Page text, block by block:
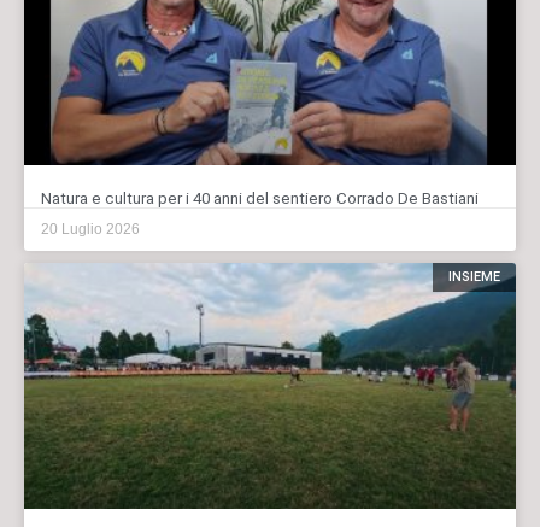
Natura e cultura per i 40 anni del sentiero Corrado De Bastiani
20 Luglio 2026
INSIEME